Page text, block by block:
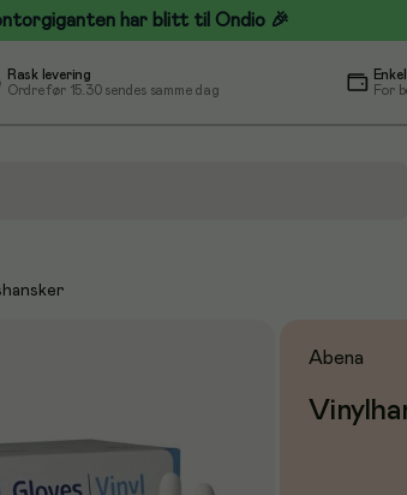
har blitt til Ondio 🎉
Rask levering
Ordre før 15.30 sendes samme dag
For
Abena